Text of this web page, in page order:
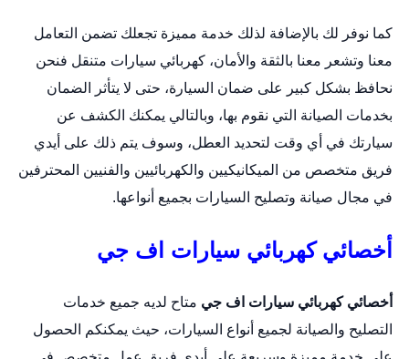
كما نوفر لك بالإضافة لذلك خدمة مميزة تجعلك تضمن التعامل
معنا وتشعر معنا بالثقة والأمان، كهربائي سيارات متنقل فنحن
نحافظ بشكل كبير على ضمان السيارة، حتى لا يتأثر الضمان
بخدمات الصيانة التي نقوم بها، وبالتالي يمكنك الكشف عن
سيارتك في أي وقت لتحديد العطل، وسوف يتم ذلك على أيدي
فريق متخصص من الميكانيكيين والكهربائيين والفنيين المحترفين
في مجال صيانة وتصليح السيارات بجميع أنواعها.
أخصائي كهربائي سيارات اف جي
أخصائي كهربائي سيارات اف جي متاح لديه جميع خدمات
التصليح والصيانة لجميع أنواع السيارات، حيث يمكنكم الحصول